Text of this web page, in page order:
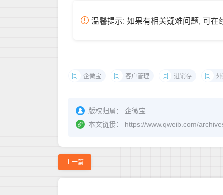
温馨提示: 如果有相关疑难问题, 可在
企微宝 客户管理 进销存
版权归属：
企微宝
本文链接：
https://www.qweib.com/
上一篇